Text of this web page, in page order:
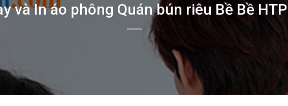
và In áo phông Quán bún riêu Bề Bề HTP